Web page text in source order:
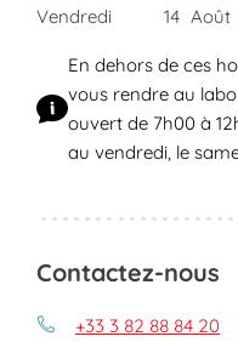
Vendredi
14 Août
En dehors de ces
vous rendre au
ouvert de 7h00 à
au vendredi, le
Contactez-nous
+33 3 82 88 84 20